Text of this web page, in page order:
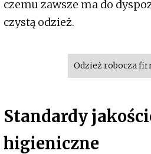
czemu zawsze ma do
czystą odzież.
Odzież robocza
Standardy
higieniczne